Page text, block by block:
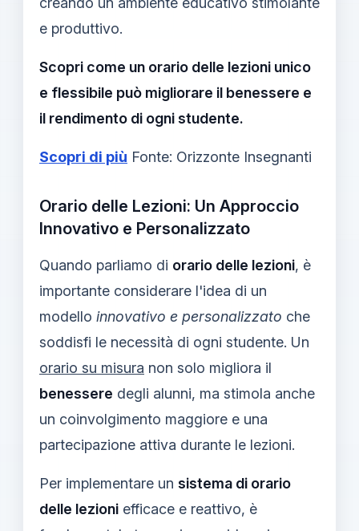
e produttivo.
Scopri come un orario delle lezioni unico
e flessibile può migliorare il benessere e
il rendimento di ogni studente.
Scopri di più Fonte: Orizzonte Insegnanti
Orario delle Lezioni: Un Approccio
Innovativo e Personalizzato
Quando parliamo di orario delle lezioni, è
importante considerare l'idea di un
modello innovativo e personalizzato che
soddisfi le necessità di ogni studente. Un
orario su misura non solo migliora il
benessere degli alunni, ma stimola anche
un coinvolgimento maggiore e una
partecipazione attiva durante le lezioni.
Per implementare un sistema di orario
delle lezioni efficace e reattivo, è